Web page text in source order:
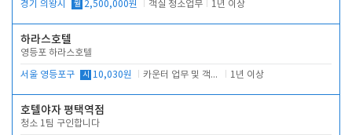
경기 의왕시 월 2,500,000원 객실 청소업무 1년 이상
하라스호텔
영등포 하라스호텔
서울 영등포구 시 10,030원 카운터 업무 및 객실관리(청소상태 확인, 객실판매) 1년 이상
호텔야자 평택역점
청소 1팀 구인합니다